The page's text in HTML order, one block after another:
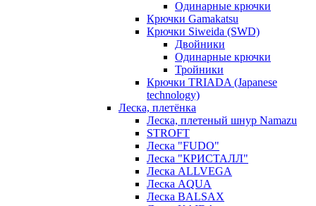
Одинарные крючки
Крючки Gamakatsu
Крючки Siweida (SWD)
Двойники
Одинарные крючки
Тройники
Крючки TRIADA (Japanese
technology)
Леска, плетёнка
Леска, плетеный шнур Namazu
STROFT
Леска "FUDO"
Леска "КРИСТАЛЛ"
Леска ALLVEGA
Леска AQUA
Леска BALSAX